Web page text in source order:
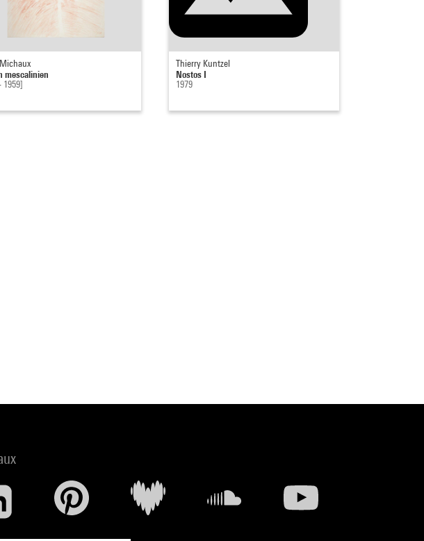
mescalinien
1959]
Thierry Kuntzel
Nostos I
1979